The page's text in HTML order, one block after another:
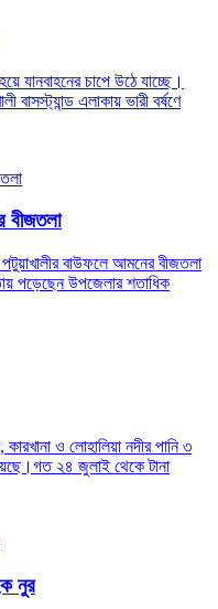
যানবাহনের চাপে উঠে যাচ্ছে।
এলাকায় ভারী বর্ষণে
বীজতলা
পটুয়াখালীর বাউফলে আমনের বীজতলা
পড়েছেন উপজেলার শতাধিক
ও লোহালিয়া নদীর পানি ৩
২৪ জুলাই থেকে টানা
নুর